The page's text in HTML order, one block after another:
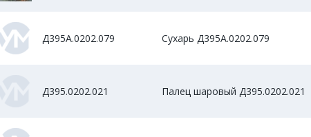
Д395А.0202.079 Сухарь Д395А.0202.079
Д395.0202.021 Палец шаровый Д395.0202.021